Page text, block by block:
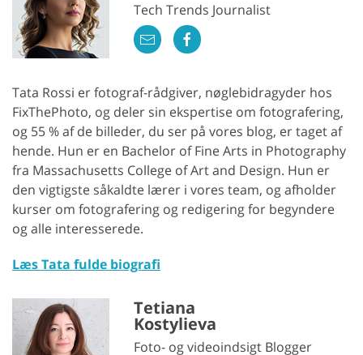
Tech Trends Journalist
Tata Rossi er fotograf-rådgiver, nøglebidragyder hos
FixThePhoto, og deler sin ekspertise om fotografering,
og 55 % af de billeder, du ser på vores blog, er taget af
hende. Hun er en Bachelor of Fine Arts in Photography
fra Massachusetts College of Art and Design. Hun er
den vigtigste såkaldte lærer i vores team, og afholder
kurser om fotografering og redigering for begyndere
og alle interesserede.
Læs Tata fulde biografi
Tetiana
Kostylieva
Foto- og videoindsigt Blogger